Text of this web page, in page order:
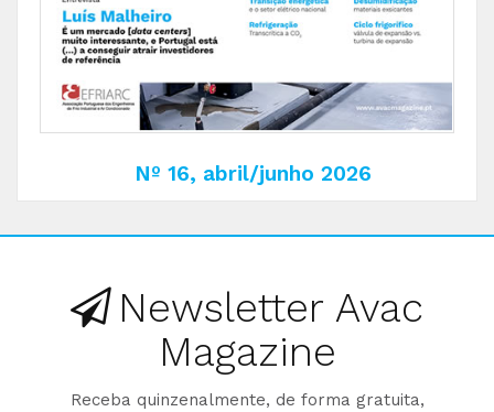
Nº 16, abril/junho 2026
Newsletter Avac
Magazine
Receba quinzenalmente, de forma gratuita,